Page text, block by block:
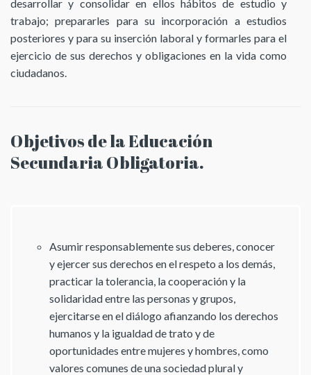
desarrollar y consolidar en ellos hábitos de estudio y
trabajo; prepararles para su incorporación a estudios
posteriores y para su inserción laboral y formarles para el
ejercicio de sus derechos y obligaciones en la vida como
ciudadanos.
Objetivos de la Educación
Secundaria Obligatoria.
Asumir responsablemente sus deberes, conocer
y ejercer sus derechos en el respeto a los demás,
practicar la tolerancia, la cooperación y la
solidaridad entre las personas y grupos,
ejercitarse en el diálogo afianzando los derechos
humanos y la igualdad de trato y de
oportunidades entre mujeres y hombres, como
valores comunes de una sociedad plural y